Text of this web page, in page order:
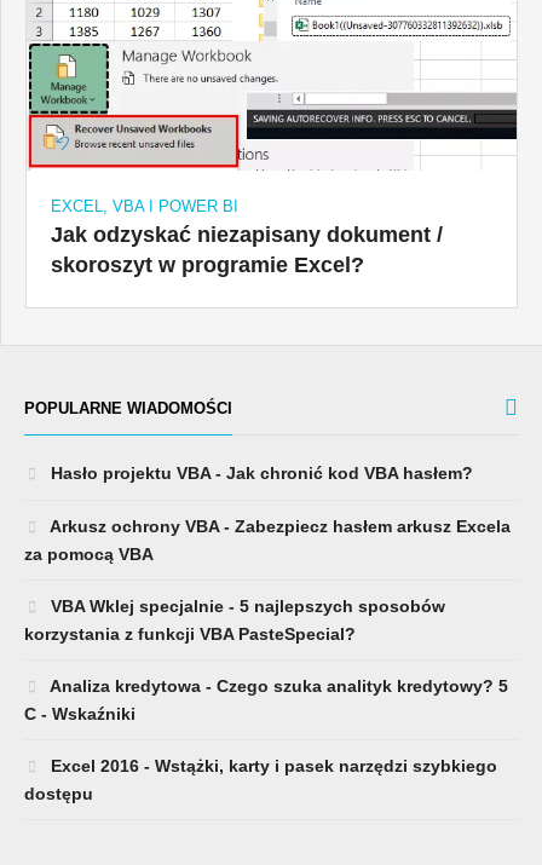
EXCEL, VBA I POWER BI
Jak odzyskać niezapisany dokument /
skoroszyt w programie Excel?
POPULARNE WIADOMOŚCI
Hasło projektu VBA - Jak chronić kod VBA hasłem?
Arkusz ochrony VBA - Zabezpiecz hasłem arkusz Excela
za pomocą VBA
VBA Wklej specjalnie - 5 najlepszych sposobów
korzystania z funkcji VBA PasteSpecial?
Analiza kredytowa - Czego szuka analityk kredytowy? 5
C - Wskaźniki
Excel 2016 - Wstążki, karty i pasek narzędzi szybkiego
dostępu